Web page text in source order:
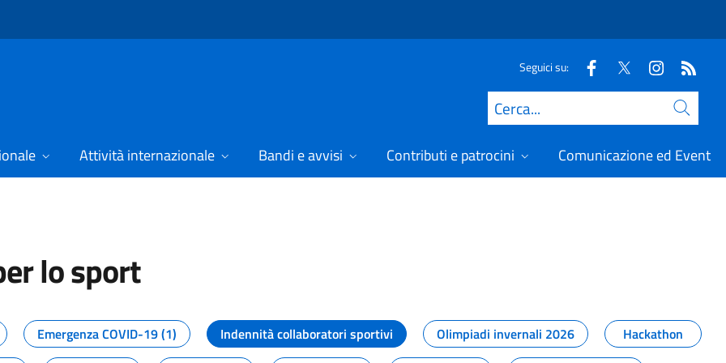
Seguici su:
Cerca
Attività internazionale Bandi e avvisi Contributi e patrocini Comunicazione ed Eventi
lo sport
dal Dipartimento per lo sport
Emergenza COVID-19 (1) Indennità collaboratori sportivi Olimpiadi invernali 2026
Hackathon